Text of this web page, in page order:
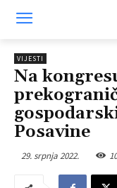
VIJESTI
Na
Posavine
29. srpnja 2022.